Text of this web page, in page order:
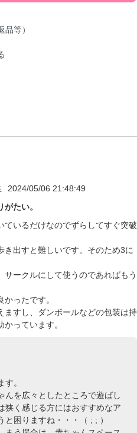
等）
2024/05/06 21:48:49
たい。
いるだけなのでずらしてすぐ突破
出すと難しいです。そのため3に
ークルにして使うのであればもう
ったです。
ますし、ダンボールなどの包装は持
っています。
。
んを広々としたところで遊ばし
狭く感じる方にはおすすめなア
困りますね・・・（ ; ; ）